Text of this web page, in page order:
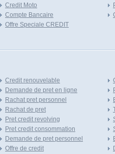
Credit Moto
Compte Bancaire
Offre Speciale CREDIT
Credit renouvelable
Demande de pret en ligne
Rachat pret personnel
Rachat de pret
Pret credit revolving
Pret credit consommation
Demande de pret personnel
Offre de credit